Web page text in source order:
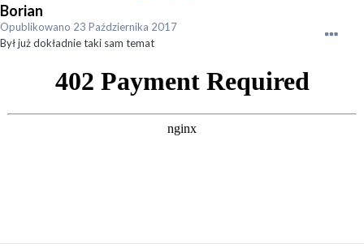
Borian
Opublikowano 23 Października 2017
Był już dokładnie taki sam temat